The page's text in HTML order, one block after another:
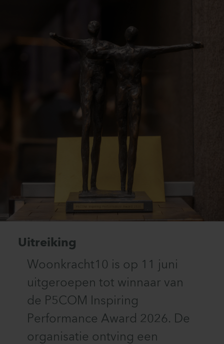
Uitreiking
Woonkracht10 is op 11 juni
uitgeroepen tot winnaar van
de P5COM Inspiring
Performance Award 2026. De
organisatie ontving een